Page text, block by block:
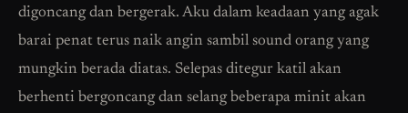
digoncang dan bergerak. Aku dalam keadaan yang agak
barai penat terus naik angin sambil sound orang yang
mungkin berada diatas. Selepas ditegur katil akan
berhenti bergoncang dan selang beberapa minit akan